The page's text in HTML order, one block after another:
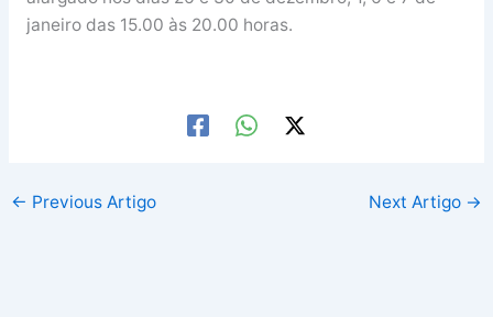
janeiro das 15.00 às 20.00 horas.
← Previous Artigo Next Artigo →